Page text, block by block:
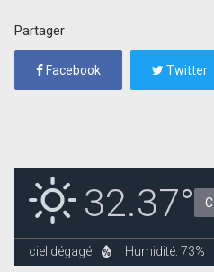
Partager
Facebook Twitter
32.37° C
ciel dégagé Humidité: 73%